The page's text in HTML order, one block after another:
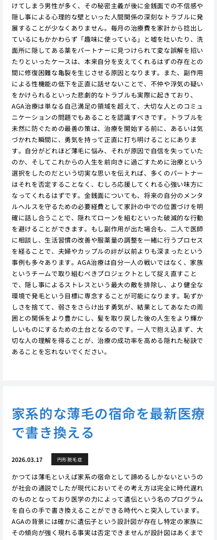
けてしまう男性が多く、その秘密主義が後に金銭面での不信感や
隠し事による心理的な壁といった人間関係の深刻なトラブルに発
展することが少なくありません。毎月の治療費を家計から捻出し
ているにもかかわらず「趣味に使っている」と嘘を吐いたり、洗
面所に隠してある薬をパートナーに見つけられて変な誤解を招い
たりといったケースは、本来自分を支えてくれるはずの存在との
間に修復困難な亀裂を生じさせる原因となります。また、副作用
による性機能の低下を正直に話せないことで、不仲や浮気の疑い
をかけられるといった悲劇的なトラブルも実際に起きており、
AGA治療は単なる自己満足の領域を超えて、大切な人とのコミュ
ニケーションの問題でもあることを認識すべきです。トラブルを
未然に防ぐための最善の策は、治療を開始する前に、あるいは気
づかれた瞬間に、勇気を持って正直に打ち明けることにありま
す。自分がどれほど薄毛に悩み、それが原因で自信を失っていた
のか、そしてこれからの人生を前向きに過ごすために治療という
選択をしたのだという切実な思いを伝えれば、多くのパートナー
はそれを否定することなく、むしろ応援してくれる心強い味方に
なってくれるはずです。金銭面についても、将来の自分のメンタ
ルヘルスを守るための必要経費として家計の中での位置づけを明
確に話し合うことで、隠れてローンを組むといった破滅的な行動
を避けることができます。もし副作用が出た場合も、二人で医師
に相談し、生活習慣の改善や服薬量の調整を一緒に行うプロセス
を経ることで、夫婦やカップルの絆が以前よりも深まったという
事例も多々あります。AGA治療は自分一人の戦いではなく、家族
というチームで取り組むべきプロジェクトとして捉え直すこと
で、隠し事によるストレスという最大の敵を排除し、より健全な
環境で発毛という目標に専念することが可能になります。恥ずか
しさを捨てて、弱さをさらけ出す勇気が、結果としてあなたの周
囲との関係をより豊かにし、髪を取り戻した後の人生をより輝か
しいものにするための土台となるのです。一人で抱え込まず、大
切な人の理解を得ることが、治療の成功率を高める隠れた秘訣で
あることを忘れないでください。
家系的な薄毛の宿命を最新医療
で書き換える
2026.03.17 円形脱毛症
かつては薄毛といえば家系の宿命として諦めるしかないというの
が社会の通説でしたが現代においてその考え方は完全に時代遅れ
のものとなっており医学の力によって遺伝という名のプログラム
を自らの手で書き換えることができる時代へと突入しています。
AGAの背景には確かに遺伝子という設計図が存在し特定の家族に
その傾向が強く現れる事実は否定できませんが設計図はあくまで